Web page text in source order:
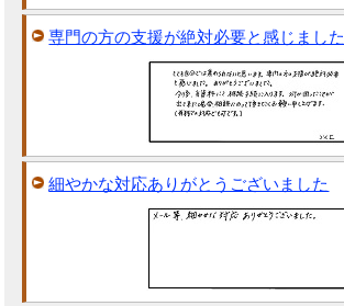
専門の方の支援が絶対必要と感じました
細やかな対応ありがとうございました